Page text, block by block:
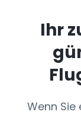
Ihr
Wenn Sie